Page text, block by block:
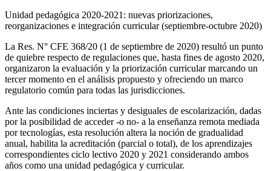
Unidad pedagógica 2020-2021: nuevas priorizaciones,
reorganizaciones e integración curricular (septiembre-octubre 2020)
La Res. N° CFE 368/20 (1 de septiembre de 2020) resultó un punto
de quiebre respecto de regulaciones que, hasta fines de agosto 2020,
organizaron la evaluación y la priorización curricular marcando un
tercer momento en el análisis propuesto y ofreciendo un marco
regulatorio común para todas las jurisdicciones.
Ante las condiciones inciertas y desiguales de escolarización, dadas
por la posibilidad de acceder -o no- a la enseñanza remota mediada
por tecnologías, esta resolución altera la noción de gradualidad
anual, habilita la acreditación (parcial o total), de los aprendizajes
correspondientes ciclo lectivo 2020 y 2021 considerando ambos
años como una unidad pedagógica y curricular.